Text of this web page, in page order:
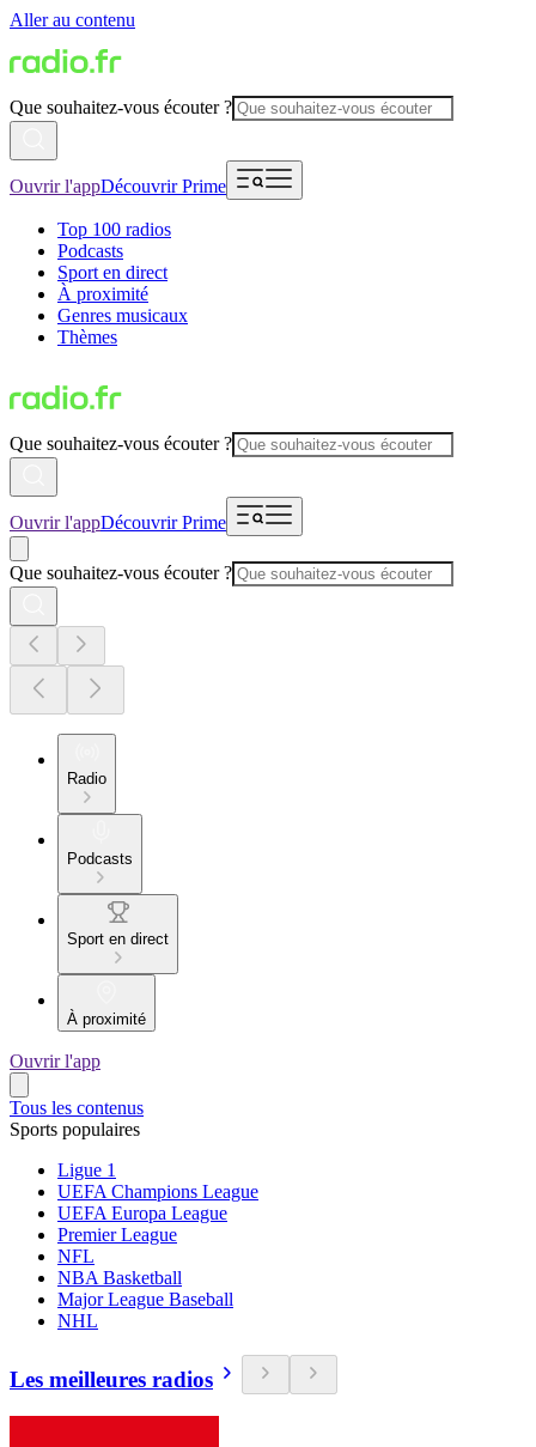
Aller au contenu
Que souhaitez-vous écouter ?
Ouvrir l'appDécouvrir Prime
Top 100 radios
Podcasts
Sport en direct
À proximité
Genres musicaux
Thèmes
Que souhaitez-vous écouter ?
Ouvrir l'appDécouvrir Prime
Que souhaitez-vous écouter ?
Radio
Podcasts
Sport en direct
À proximité
Ouvrir l'app
Tous les contenus
Sports populaires
Ligue 1
UEFA Champions League
UEFA Europa League
Premier League
NFL
NBA Basketball
Major League Baseball
NHL
Les meilleures radios